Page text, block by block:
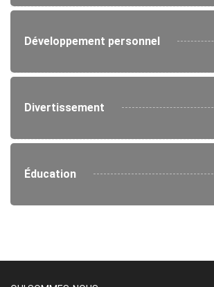
Développement personnel
Divertissement
Éducation